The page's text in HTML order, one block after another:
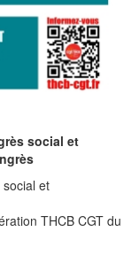
social et
et
THCB CGT du